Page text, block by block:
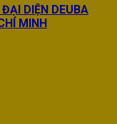
DIỆN DEUBA
MINH